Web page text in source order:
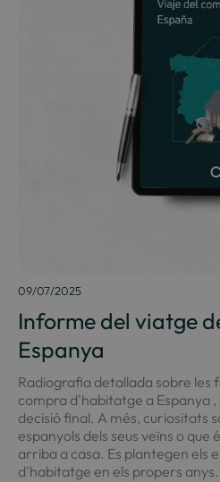
09/07/2025
Informe del viatge
Espanya
Radiografia detallada sobre les
compra d'habitatge a Espanya ,
decisió final. A més, curiositats
espanyols dels seus veïns o que
arriba a casa. Es plantegen els
d'habitatge en els propers